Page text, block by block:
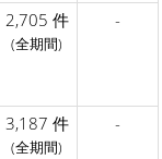
2,705 件
(全期間)
-
3,187 件
(全期間)
-